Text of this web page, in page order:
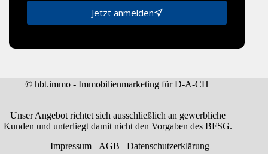
Jetzt anmelden
© hbt.immo - Immobilienmarketing für D-A-CH
Unser Angebot richtet sich ausschließlich an gewerbliche
Kunden und unterliegt damit nicht den Vorgaben des BFSG.
Impressum
AGB Datenschutzerklärung